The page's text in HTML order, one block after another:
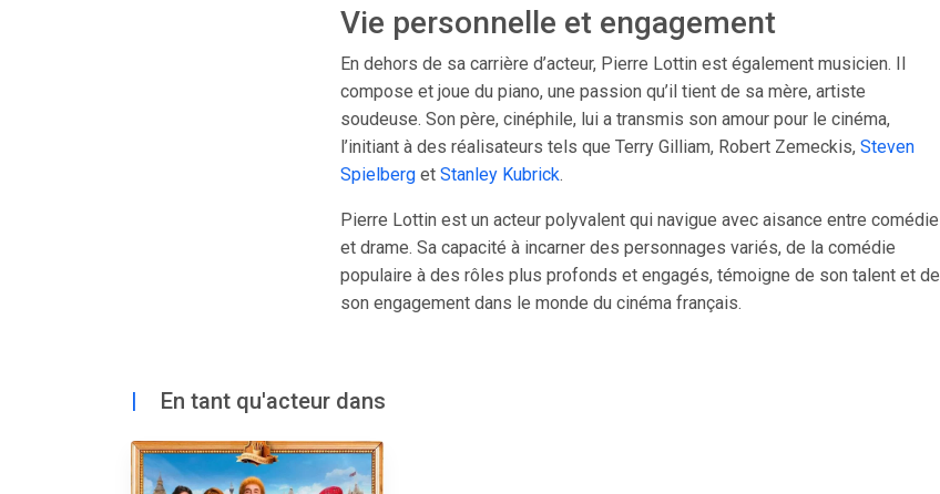
Vie personnelle et engagement
En dehors de sa carrière d’acteur, Pierre Lottin est également musicien. Il
compose et joue du piano, une passion qu’il tient de sa mère, artiste
soudeuse. Son père, cinéphile, lui a transmis son amour pour le cinéma,
l’initiant à des réalisateurs tels que Terry Gilliam, Robert Zemeckis, Steven
Spielberget Stanley Kubrick.
Pierre Lottin est un acteur polyvalent qui navigue avec aisance entre comédie
et drame. Sa capacité à incarner des personnages variés, de la comédie
populaire à des rôles plus profonds et engagés, témoigne de son talent et de
son engagement dans le monde du cinéma français.
| En tant qu'acteur dans